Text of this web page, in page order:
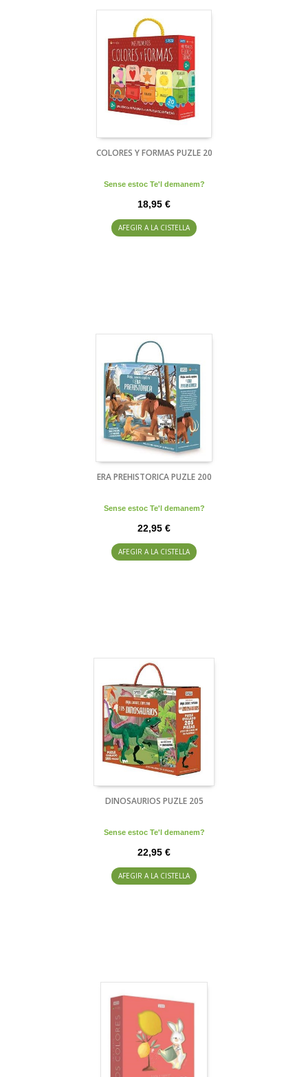
COLORES Y FORMAS PUZLE 20
Sense estoc Te'l demanem?
18,95 €
AFEGIR A LA CISTELLA
ERA PREHISTORICA PUZLE 200
Sense estoc Te'l demanem?
22,95 €
AFEGIR A LA CISTELLA
DINOSAURIOS PUZLE 205
Sense estoc Te'l demanem?
22,95 €
AFEGIR A LA CISTELLA